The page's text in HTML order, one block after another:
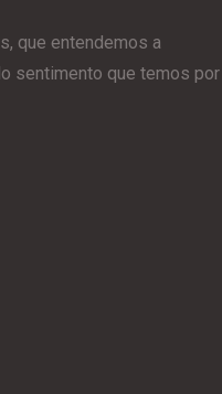
que entendemos a
sentimento que temos por